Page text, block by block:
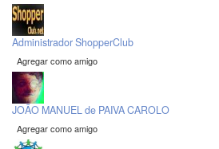
Administrador ShopperClub
Agregar como amigo
JOÃO MANUEL de PAIVA CAROLO
Agregar como amigo